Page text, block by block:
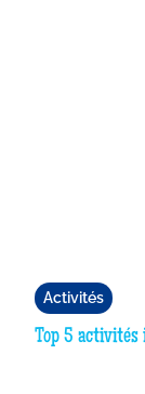
Activités
Top 5 activités